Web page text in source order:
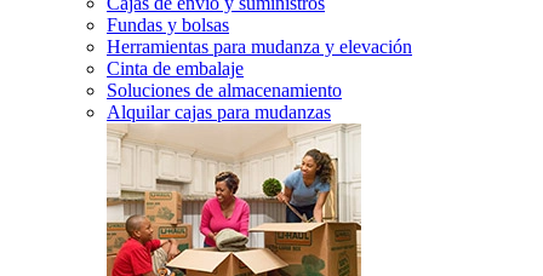
Fundas y bolsas
Herramientas para mudanza y elevación
Cinta de embalaje
Soluciones de almacenamiento
Alquilar cajas para mudanzas